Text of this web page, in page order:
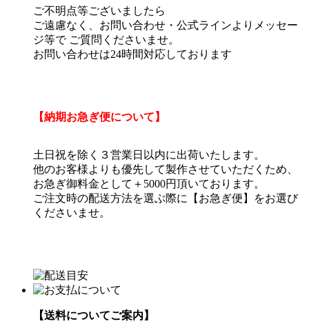
ご不明点等ございましたら
ご遠慮なく、お問い合わせ・公式ラインよりメッセー
ジ等で ご質問くださいませ。
お問い合わせは24時間対応しております
【納期お急ぎ便について】
土日祝を除く３営業日以内に出荷いたします。
他のお客様よりも優先して製作させていただくため、
お急ぎ御料金として＋5000円頂いております。
ご注文時の配送方法を選ぶ際に【お急ぎ便】をお選び
くださいませ。
【送料についてご案内】